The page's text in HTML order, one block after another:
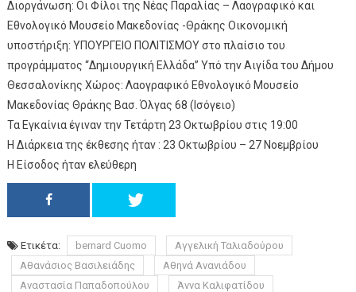
Διοργάνωση: Οι Φίλοι της Νέας Παραλίας – Λαογραφικό και
Εθνολογικό Μουσείο Μακεδονίας -Θράκης Οικονομική
υποστήριξη: ΥΠΟΥΡΓΕΙΟ ΠΟΛΙΤΙΣΜΟΥ στο πλαίσιο του
προγράμματος “Δημιουργική Ελλάδα” Υπό την Αιγίδα του Δήμου
Θεσσαλονίκης Χώρος: Λαογραφικό Εθνολογικό Μουσείο
Μακεδονίας Θράκης Βασ. Όλγας 68 (Ισόγειο)
Τα Εγκαίνια έγιναν την Τετάρτη 23 Οκτωβρίου στις 19:00
Η Διάρκεια της έκθεσης ήταν : 23 Οκτωβρίου – 27 Νοεμβρίου
Η Είσοδος ήταν ελεύθερη
Ετικέτα: bernard Cuomo
Αγγελική Ταλιαδούρου
Αθανάσιος Βασιλειάδης
Αθηνά Ανανιάδου
Αναστασία Παπαδοπούλου
Άννα Καλιφατίδου